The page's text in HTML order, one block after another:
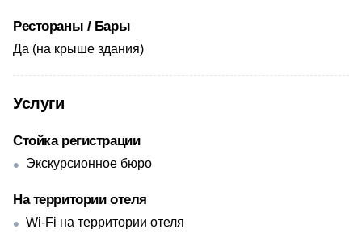
Рестораны / Бары
Да (на крыше здания)
Услуги
Стойка регистрации
Экскурсионное бюро
На территории отеля
Wi-Fi на территории отеля